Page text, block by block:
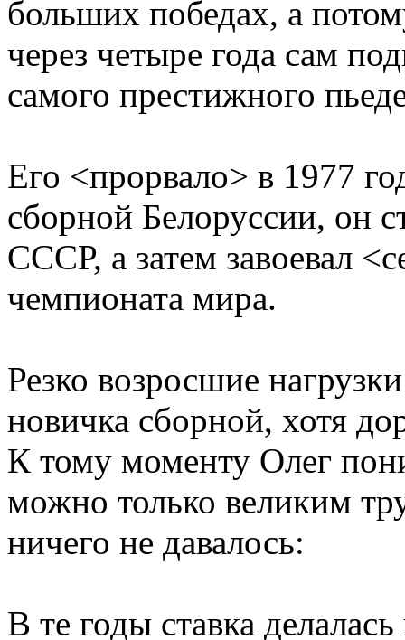
больших победах, а
через четыре года сам
самого престижного
Его <прорвало> в 1977
сборной Белоруссии, он
СССР, а затем завоевал
чемпионата мира.
Резко возросшие
новичка сборной, хотя
К тому моменту Олег
можно только великим
ничего не давалось:
В те годы ставка